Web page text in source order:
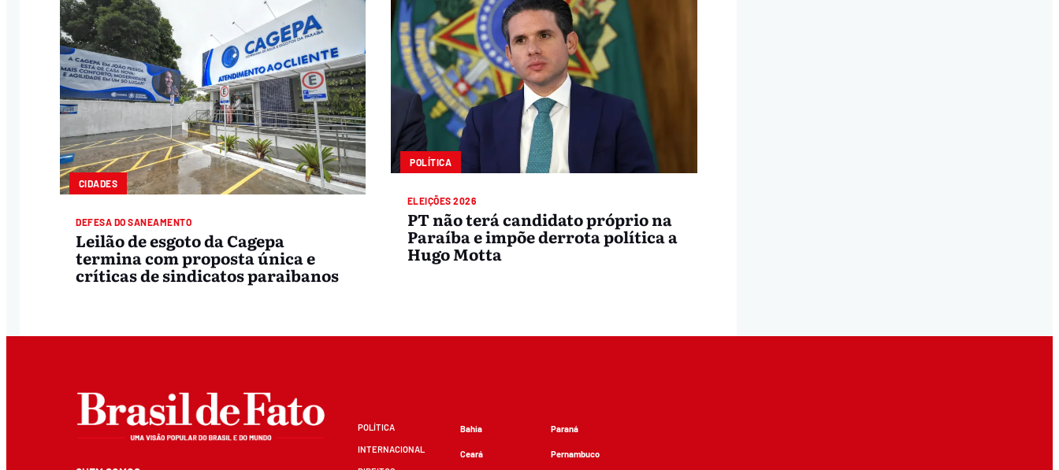
CIDADES
DEFESA DO SANEAMENTO
Leilão de esgoto da Cagepa
termina com proposta única e
críticas de sindicatos paraibanos
POLÍTICA
ELEIÇÕES 2026
PT não terá candidato próprio na
Paraíba e impõe derrota política a
Hugo Motta
POLÍTICA
INTERNACIONAL
Bahia
Ceará
Paraná
Pernambuco